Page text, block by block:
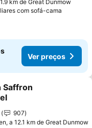
km de Great Dunmow
com sofá-cama
Ver preços
aos favoritos
Saffron
907
a 12.1 km de Great Dunmow